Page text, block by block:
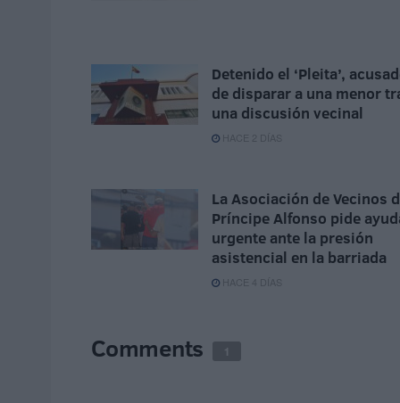
Detenido el ‘Pleita’,
de disparar a una menor
una discusión vecinal
HACE 2 DÍAS
La Asociación de Vecinos
Príncipe Alfonso pide
urgente ante la presión
asistencial en la barriada
HACE 4 DÍAS
Comments 1